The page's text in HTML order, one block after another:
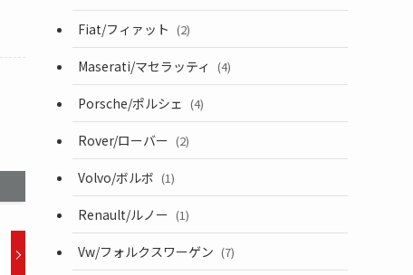
Fiat/フィァット (2)
Maserati/マセラッティ (4)
Porsche/ポルシェ (4)
Rover/ローバー (2)
Volvo/ボルボ (1)
Renault/ルノー (1)
Vw/フォルクスワーゲン (7)